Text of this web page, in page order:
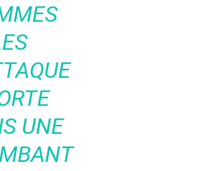
UNE